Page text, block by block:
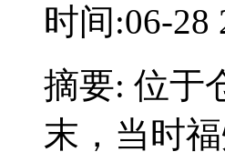
时间:06-28
摘要: 位于
末，当时